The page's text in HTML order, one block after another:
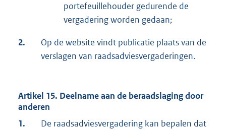
portefeuillehouder gedurende de
vergadering worden gedaan;
2.
Op de website vindt publicatie plaats van de
verslagen van raadsadviesvergaderingen.
Artikel 15. Deelname aan de beraadslaging door
anderen
1.
De raadsadviesvergadering kan bepalen dat